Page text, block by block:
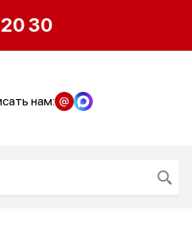
30
нам: